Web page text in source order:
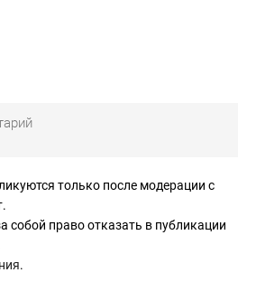
только после модерации с
собой право отказать в публикации
.